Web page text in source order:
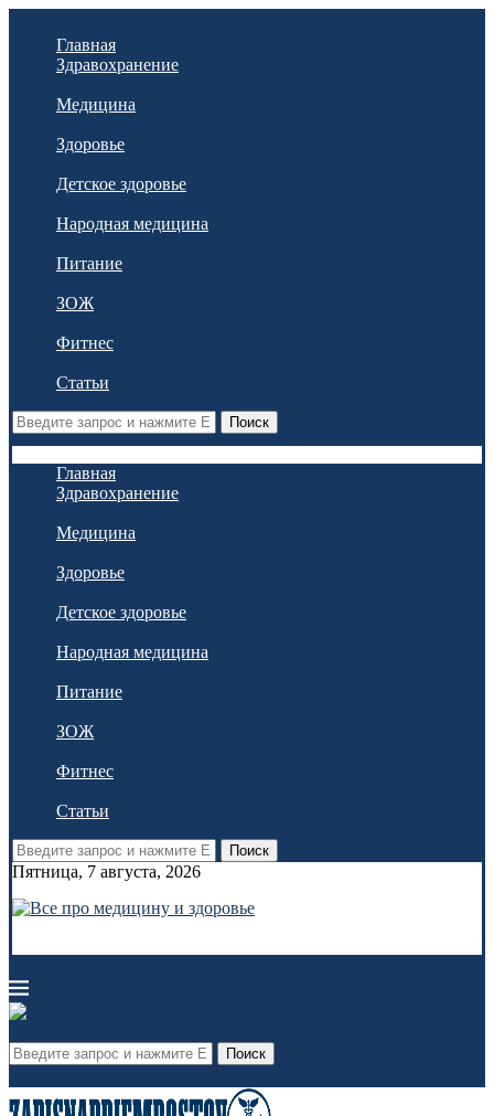
Главная
Здравохранение
Медицина
Здоровье
Детское здоровье
Народная медицина
Питание
ЗОЖ
Фитнес
Статьи
Поиск
Главная
Здравохранение
Медицина
Здоровье
Детское здоровье
Народная медицина
Питание
ЗОЖ
Фитнес
Статьи
Поиск
Пятница, 7 августа, 2026
Поиск